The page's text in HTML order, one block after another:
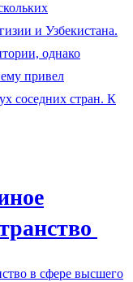
и Узбекистана.
однако
привел
соседних стран. К
в сфере высшего